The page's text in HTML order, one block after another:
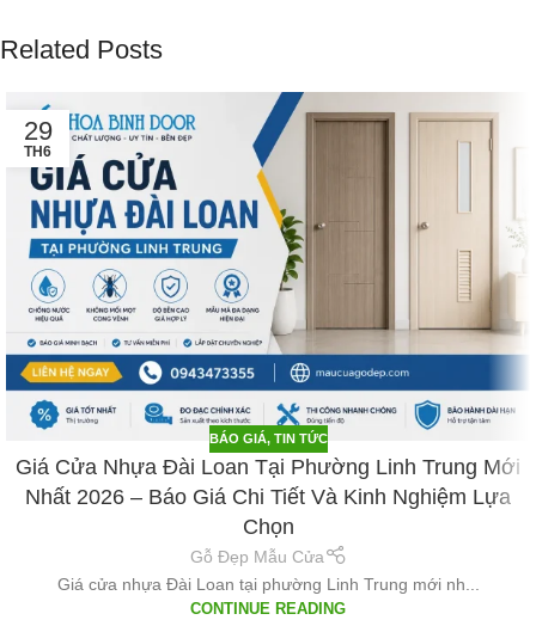
Related Posts
29
TH6
BÁO GIÁ, TIN TỨC
Giá Cửa Nhựa Đài Loan Tại Phường Linh Trung Mới
Nhất 2026 – Báo Giá Chi Tiết Và Kinh Nghiệm Lựa
Chọn
Gỗ Đẹp Mẫu Cửa
Giá cửa nhựa Đài Loan tại phường Linh Trung mới nh...
CONTINUE READING